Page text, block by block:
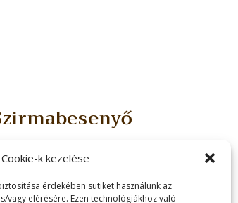
Cookie-k kezelése
érdekében sütiket használunk az
vagy elérésére. Ezen technológiákhoz való
Akotmány u 37.
+36 20 339 7531